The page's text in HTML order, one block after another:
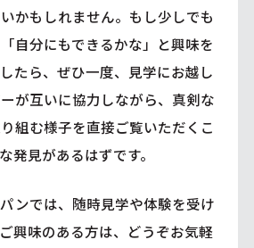
かもしれません。もし少しでも
自分にもできるかな」と興味を
たら、ぜひ一度、見学にお越し
が互いに協力しながら、真剣な
組む様子を直接ご覧いただくこ
発見があるはずです。
ンでは、随時見学や体験を受け
興味のある方は、どうぞお気軽